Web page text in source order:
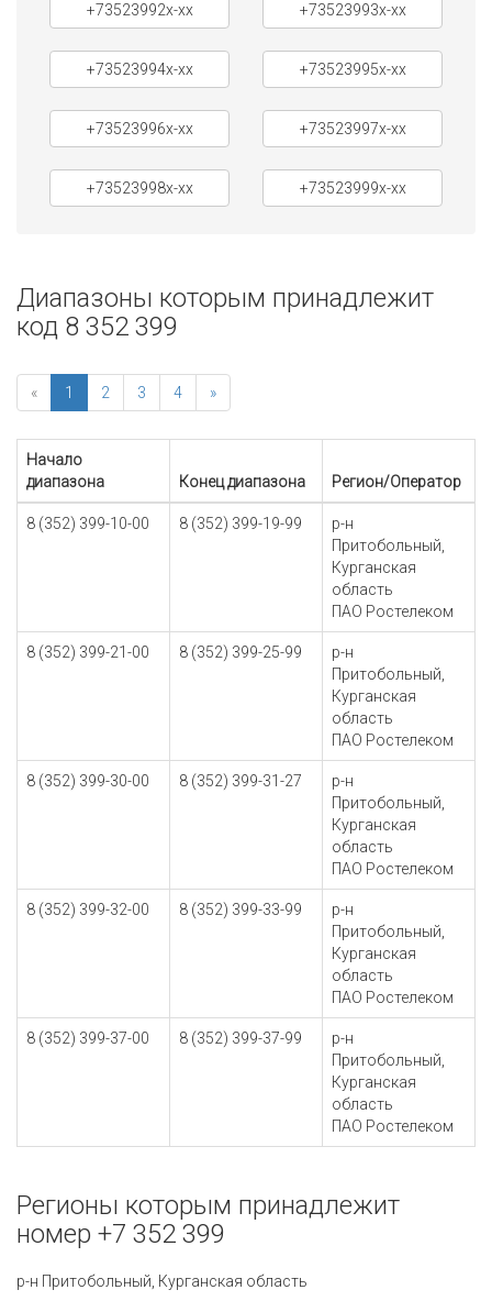
+73523992x-xx +73523993x-xx
+73523994x-xx +73523995x-xx
+73523996x-xx +73523997x-xx
+73523998x-xx +73523999x-xx
Диапазоны которым принадлежит
код 8 352 399
« 1 2 3 4 »
Начало
диапазона
Конец диапазона Регион/Оператор
8 (352) 399-10-00 8 (352) 399-19-99
р-н
Притобольный,
Курганская
область
ПАО Ростелеком
8 (352) 399-21-00 8 (352) 399-25-99
р-н
Притобольный,
Курганская
область
ПАО Ростелеком
8 (352) 399-30-00 8 (352) 399-31-27
р-н
Притобольный,
Курганская
область
ПАО Ростелеком
8 (352) 399-32-00 8 (352) 399-33-99
р-н
Притобольный,
Курганская
область
ПАО Ростелеком
8 (352) 399-37-00 8 (352) 399-37-99
р-н
Притобольный,
Курганская
область
ПАО Ростелеком
Регионы которым принадлежит
номер +7 352 399
р-н Притобольный, Курганская область